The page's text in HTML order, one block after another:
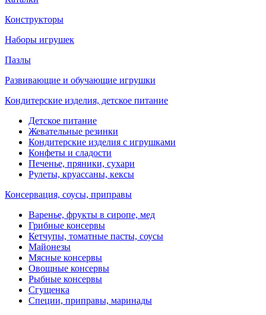
Конструкторы
Наборы игрушек
Пазлы
Развивающие и обучающие игрушки
Кондитерские изделия, детское питание
Детское питание
Жевательные резинки
Кондитерские изделия с игрушками
Конфеты и сладости
Печенье, пряники, сухари
Рулеты, круассаны, кексы
Консервация, соусы, приправы
Варенье, фрукты в сиропе, мед
Грибные консервы
Кетчупы, томатные пасты, соусы
Майонезы
Мясные консервы
Овощные консервы
Рыбные консервы
Сгущенка
Специи, приправы, маринады